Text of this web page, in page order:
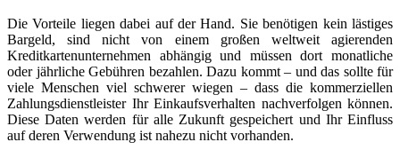
Die Vorteile liegen dabei auf der Hand. Sie benötigen kein lästiges
Bargeld, sind nicht von einem großen weltweit agierenden
Kreditkartenunternehmen abhängig und müssen dort monatliche
oder jährliche Gebühren bezahlen. Dazu kommt – und das sollte für
viele Menschen viel schwerer wiegen – dass die kommerziellen
Zahlungsdienstleister Ihr Einkaufsverhalten nachverfolgen können.
Diese Daten werden für alle Zukunft gespeichert und Ihr Einfluss
auf deren Verwendung ist nahezu nicht vorhanden.